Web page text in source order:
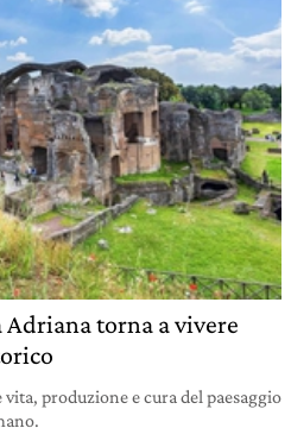
torna a vivere
produzione e cura del paesaggio